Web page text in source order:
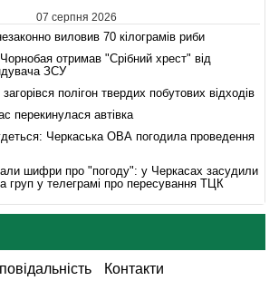
07 серпня 2026
виловив 70 кілограмів риби
Чорнобая отримав "Срібний хрест" від
ЗСУ
полігон твердих побутових відходів
перекинулася автівка
Черкаська ОВА погодила проведення
шифри про "погоду": у Черкасах засудили
груп у телеграмі про пересування ТЦК
Контакти